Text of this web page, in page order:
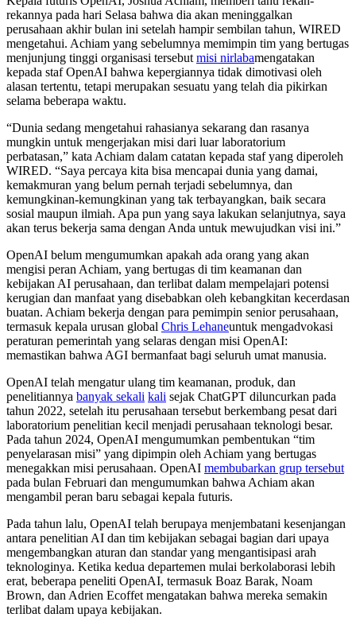
rekannya pada hari Selasa bahwa dia akan meninggalkan
perusahaan akhir bulan ini setelah hampir sembilan tahun, WIRED
mengetahui. Achiam yang sebelumnya memimpin tim yang bertugas
menjunjung tinggi organisasi tersebut misi nirlabamengatakan
kepada staf OpenAI bahwa kepergiannya tidak dimotivasi oleh
alasan tertentu, tetapi merupakan sesuatu yang telah dia pikirkan
selama beberapa waktu.
“Dunia sedang mengetahui rahasianya sekarang dan rasanya
mungkin untuk mengerjakan misi dari luar laboratorium
perbatasan,” kata Achiam dalam catatan kepada staf yang diperoleh
WIRED. “Saya percaya kita bisa mencapai dunia yang damai,
kemakmuran yang belum pernah terjadi sebelumnya, dan
kemungkinan-kemungkinan yang tak terbayangkan, baik secara
sosial maupun ilmiah. Apa pun yang saya lakukan selanjutnya, saya
akan terus bekerja sama dengan Anda untuk mewujudkan visi ini.”
OpenAI belum mengumumkan apakah ada orang yang akan
mengisi peran Achiam, yang bertugas di tim keamanan dan
kebijakan AI perusahaan, dan terlibat dalam mempelajari potensi
kerugian dan manfaat yang disebabkan oleh kebangkitan kecerdasan
buatan. Achiam bekerja dengan para pemimpin senior perusahaan,
termasuk kepala urusan global Chris Lehaneuntuk mengadvokasi
peraturan pemerintah yang selaras dengan misi OpenAI:
memastikan bahwa AGI bermanfaat bagi seluruh umat manusia.
OpenAI telah mengatur ulang tim keamanan, produk, dan
penelitiannya banyak sekali kali sejak ChatGPT diluncurkan pada
tahun 2022, setelah itu perusahaan tersebut berkembang pesat dari
laboratorium penelitian kecil menjadi perusahaan teknologi besar.
Pada tahun 2024, OpenAI mengumumkan pembentukan “tim
penyelarasan misi” yang dipimpin oleh Achiam yang bertugas
menegakkan misi perusahaan. OpenAI membubarkan grup tersebut
pada bulan Februari dan mengumumkan bahwa Achiam akan
mengambil peran baru sebagai kepala futuris.
Pada tahun lalu, OpenAI telah berupaya menjembatani kesenjangan
antara penelitian AI dan tim kebijakan sebagai bagian dari upaya
mengembangkan aturan dan standar yang mengantisipasi arah
teknologinya. Ketika kedua departemen mulai berkolaborasi lebih
erat, beberapa peneliti OpenAI, termasuk Boaz Barak, Noam
Brown, dan Adrien Ecoffet mengatakan bahwa mereka semakin
terlibat dalam upaya kebijakan.